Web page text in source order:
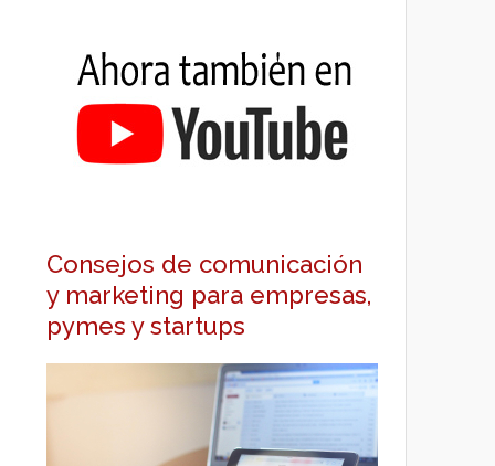
Consejos de comunicación
y marketing para empresas,
pymes y startups